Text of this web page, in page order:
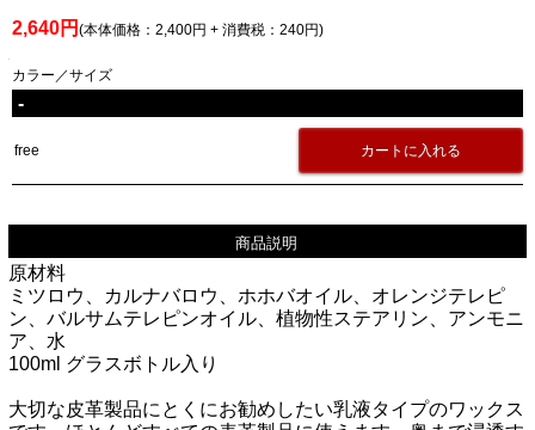
2,640円 (本体価格：2,400円 + 消費税：240円)
カラー／サイズ
-
free
商品説明
原材料
ミツロウ、カルナバロウ、ホホバオイル、オレンジテレピ
ン、バルサムテレピンオイル、植物性ステアリン、アンモニ
ア、水
100ml グラスボトル入り
大切な皮革製品にとくにお勧めしたい乳液タイプのワックス